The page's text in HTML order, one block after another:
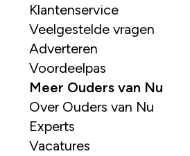
Klantenservice
Veelgestelde vragen
Adverteren
Voordeelpas
Meer Ouders van Nu
Over Ouders van Nu
Experts
Vacatures